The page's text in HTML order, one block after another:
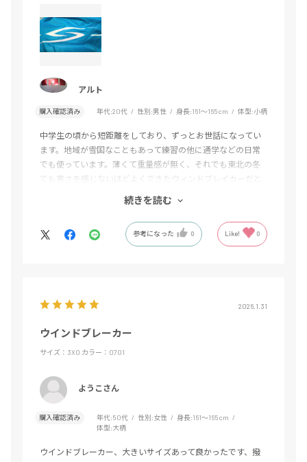
アルト
購入確認済み 年代:20代 性別:男性 身長:161～165cm 体型:小柄
中学生の頃から短距離をしており、ずっとお世話になってい
ます。地域が雪国なこともあって練習の他に通学などの日常
でも使っています。薄くて重量感が無く、それでも東北の冬
でも寒さを感じないほどよくできたウィンドブレイカーだと
スで、ターコイズブルーの色が綺麗なのと腕の部分にある白
い渦巻くようなマークがかっこよすぎる。いつも愛用してい
ます。
続きを読む
参考になった 0 Like! 0
2026.1.31
ウインドブレーカー
サイズ：3XO カラー：0701
ようこさん
購入確認済み 年代:50代 性別:女性 身長:161～165cm
体型:大柄
ウインドブレーカー、大きいサイズあって良かったです、撥